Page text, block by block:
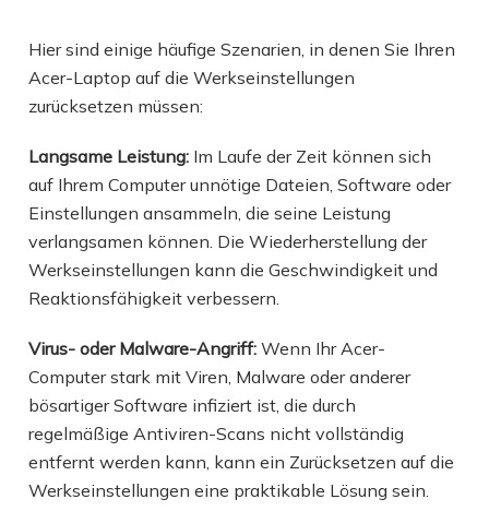
Hier sind einige häufige Szenarien, in denen Sie Ihren
Acer-Laptop auf die Werkseinstellungen
zurücksetzen müssen:
Langsame Leistung: Im Laufe der Zeit können sich
auf Ihrem Computer unnötige Dateien, Software oder
Einstellungen ansammeln, die seine Leistung
verlangsamen können. Die Wiederherstellung der
Werkseinstellungen kann die Geschwindigkeit und
Reaktionsfähigkeit verbessern.
Virus- oder Malware-Angriff:Wenn Ihr Acer-
Computer stark mit Viren, Malware oder anderer
bösartiger Software infiziert ist, die durch
regelmäßige Antiviren-Scans nicht vollständig
entfernt werden kann, kann ein Zurücksetzen auf die
Werkseinstellungen eine praktikable Lösung sein.